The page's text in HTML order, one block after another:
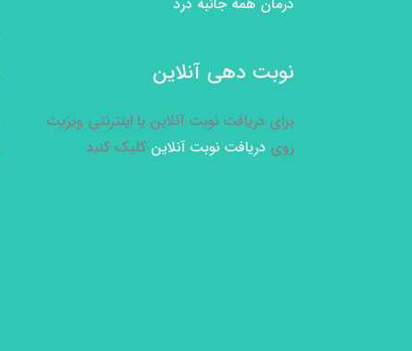
نوبت دهی آنلاین
برای دریافت نوبت آنلاین یا اینترنتی ویزیت
روی دریافت نوبت آنلاین کلیک کنید